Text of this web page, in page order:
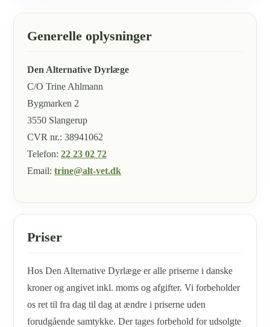
Generelle oplysninger
Den Alternative Dyrlæge
C/O Trine Ahlmann
Bygmarken 2
3550 Slangerup
CVR nr.: 38941062
Telefon: 22 23 02 72
Email: trine@alt-vet.dk
Priser
Hos Den Alternative Dyrlæge er alle priserne i danske
kroner og angivet inkl. moms og afgifter. Vi forbeholder
os ret til fra dag til dag at ændre i priserne uden
forudgående samtykke. Der tages forbehold for udsolgte